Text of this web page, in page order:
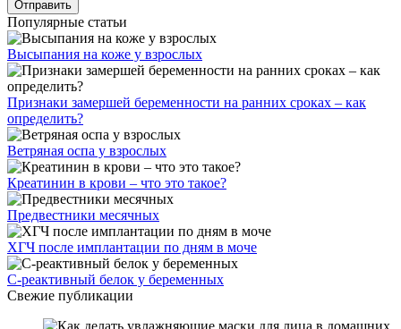
Популярные статьи
Высыпания на коже у взрослых
Признаки замершей беременности на ранних сроках – как
определить?
Ветряная оспа у взрослых
Креатинин в крови – что это такое?
Предвестники месячных
ХГЧ после имплантации по дням в моче
С-реактивный белок у беременных
Свежие публикации